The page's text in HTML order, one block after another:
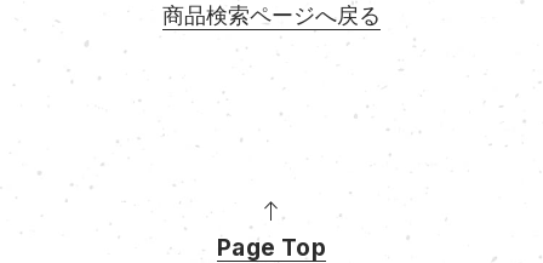
商品検索ページへ戻る
Page Top